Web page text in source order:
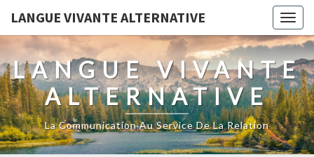
LANGUE VIVANTE ALTERNATIVE
LANGUE VIVANTE
ALTERNATIVE
La Communication Au Service De La Relation